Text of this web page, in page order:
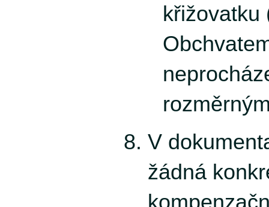
křižovatku
V
žádná